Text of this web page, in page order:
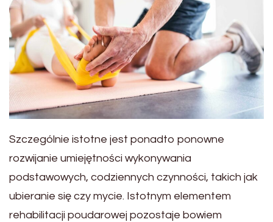
Szczególnie istotne jest ponadto ponowne
rozwijanie umiejętności wykonywania
podstawowych, codziennych czynności, takich jak
ubieranie się czy mycie. Istotnym elementem
rehabilitacji poudarowej pozostaje bowiem